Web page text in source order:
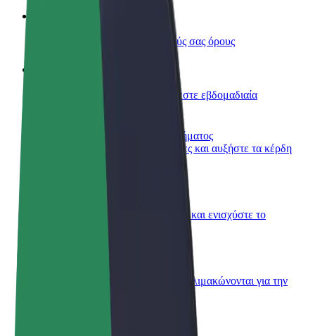
Κερδίστε χρήματα με τους δικούς σας όρους
Παραδώστε φαγητό και πληρώνεστε εβδομαδιαία
Προσθήκη εστιατορίου ή καταστήματος
Πλησιάστε περισσότερους πελάτες και αυξήστε τα κέρδη
Εγγραφείτε ως ιδιοκτήτης στόλου
Προσθέστε το στόλο σας στο Bolt και ενισχύστε το
Bolt for Business
Προϊόντα και υπηρεσίες Bolt που κλιμακώνονται για την